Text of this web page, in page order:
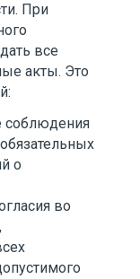
При
все
акты. Это
соблюдения
о
во